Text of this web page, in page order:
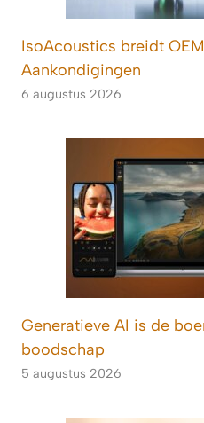
IsoAcoustics breidt
Aankondigingen
6 augustus 2026
Generatieve AI is de
boodschap
5 augustus 2026